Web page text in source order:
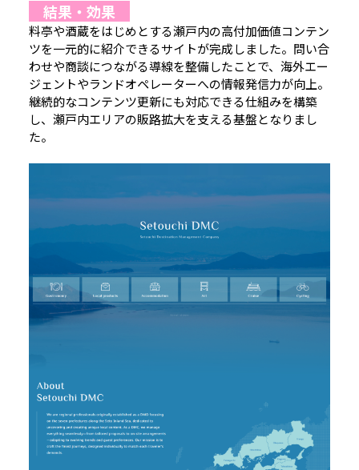
結果・効果
料亭や酒蔵をはじめとする瀬戸内の高付加価値コンテン
ツを一元的に紹介できるサイトが完成しました。問い合
わせや商談につながる導線を整備したことで、海外エー
ジェントやランドオペレーターへの情報発信力が向上。
継続的なコンテンツ更新にも対応できる仕組みを構築
し、瀬戸内エリアの販路拡大を支える基盤となりまし
た。